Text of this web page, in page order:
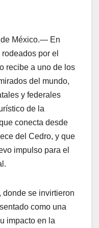
México.— En
por el
recibe a uno de los
del mundo,
y federales
de la
conecta desde
del Cedro, y que
impulso para el
donde se invirtieron
como una
impacto en la